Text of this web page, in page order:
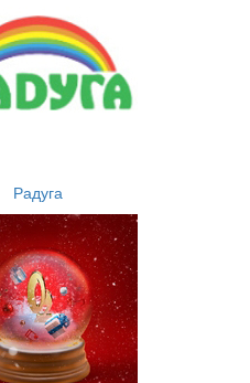
Радуга